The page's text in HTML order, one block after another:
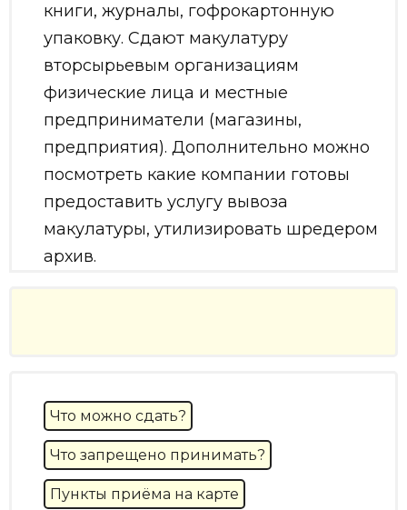
книги, журналы, гофрокартонную
упаковку. Сдают макулатуру
вторсырьевым организациям
физические лица и местные
предприниматели (магазины,
предприятия). Дополнительно можно
посмотреть какие компании готовы
предоставить услугу вывоза
макулатуры, утилизировать шредером
архив.
Что можно сдать?
Что запрещено принимать?
Пункты приёма на карте